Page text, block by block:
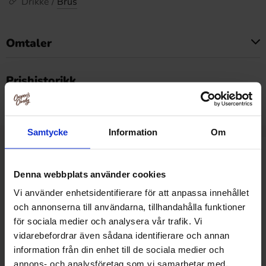
Samtycke Information Om
Denna webbplats använder cookies
Vi använder enhetsidentifierare för att anpassa innehållet
och annonserna till användarna, tillhandahålla funktioner
för sociala medier och analysera vår trafik. Vi
vidarebefordrar även sådana identifierare och annan
information från din enhet till de sociala medier och
annons- och analysföretag som vi samarbetar med.
Omtaler
Prishistorikk
Laveste pris de siste 30 dagene er 29.90 kr (2026-08-07)